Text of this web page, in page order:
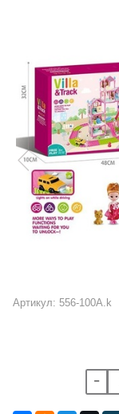
Артикул: 556-100A.k